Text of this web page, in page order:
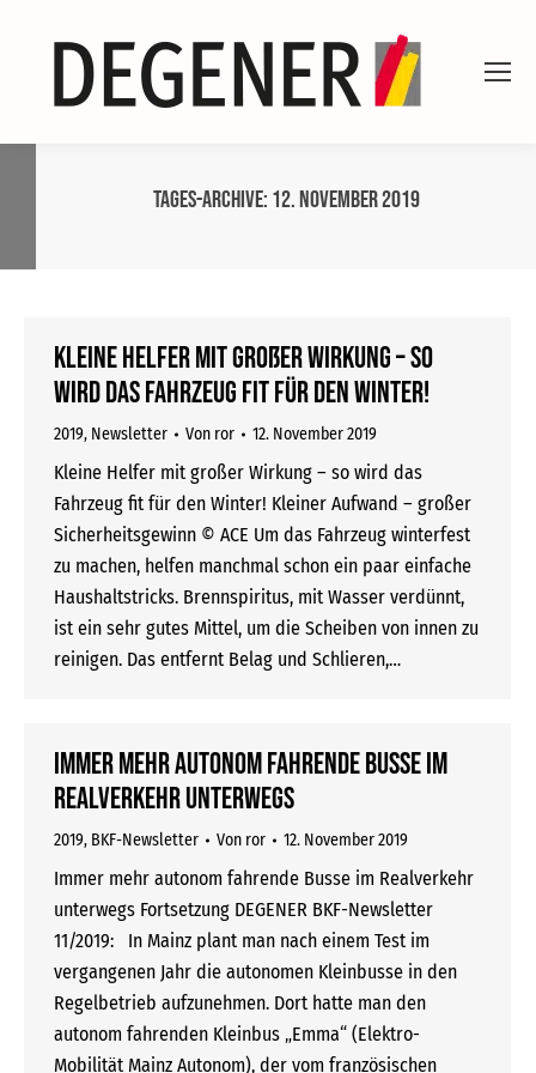
Tages-Archive: 12. November 2019
Kleine Helfer mit großer Wirkung – so
wird das Fahrzeug fit für den Winter!
2019, Newsletter Von ror 12. November 2019
Kleine Helfer mit großer Wirkung – so wird das
Fahrzeug fit für den Winter! Kleiner Aufwand – großer
Sicherheitsgewinn © ACE Um das Fahrzeug winterfest
zu machen, helfen manchmal schon ein paar einfache
Haushaltstricks. Brennspiritus, mit Wasser verdünnt,
ist ein sehr gutes Mittel, um die Scheiben von innen zu
reinigen. Das entfernt Belag und Schlieren,…
Immer mehr autonom fahrende Busse im
Realverkehr unterwegs
2019, BKF-Newsletter Von ror 12. November 2019
Immer mehr autonom fahrende Busse im Realverkehr
unterwegs Fortsetzung DEGENER BKF-Newsletter
11/2019: In Mainz plant man nach einem Test im
vergangenen Jahr die autonomen Kleinbusse in den
Regelbetrieb aufzunehmen. Dort hatte man den
autonom fahrenden Kleinbus „Emma“ (Elektro-
Mobilität Mainz Autonom), der vom französischen